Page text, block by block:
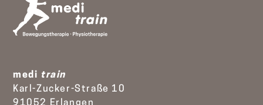
medi train
Karl-Zucker-Straße 10
91052 Erlangen